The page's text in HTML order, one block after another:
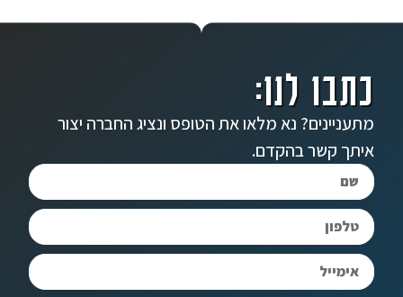
כתבו לנו:
מתעניינים? נא מלאו את הטופס ונציג החברה יצור
איתך קשר בהקדם.